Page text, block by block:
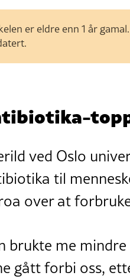
er eldre enn 1 år
ved Oslo
til
over at
brukte me
gått forbi oss,